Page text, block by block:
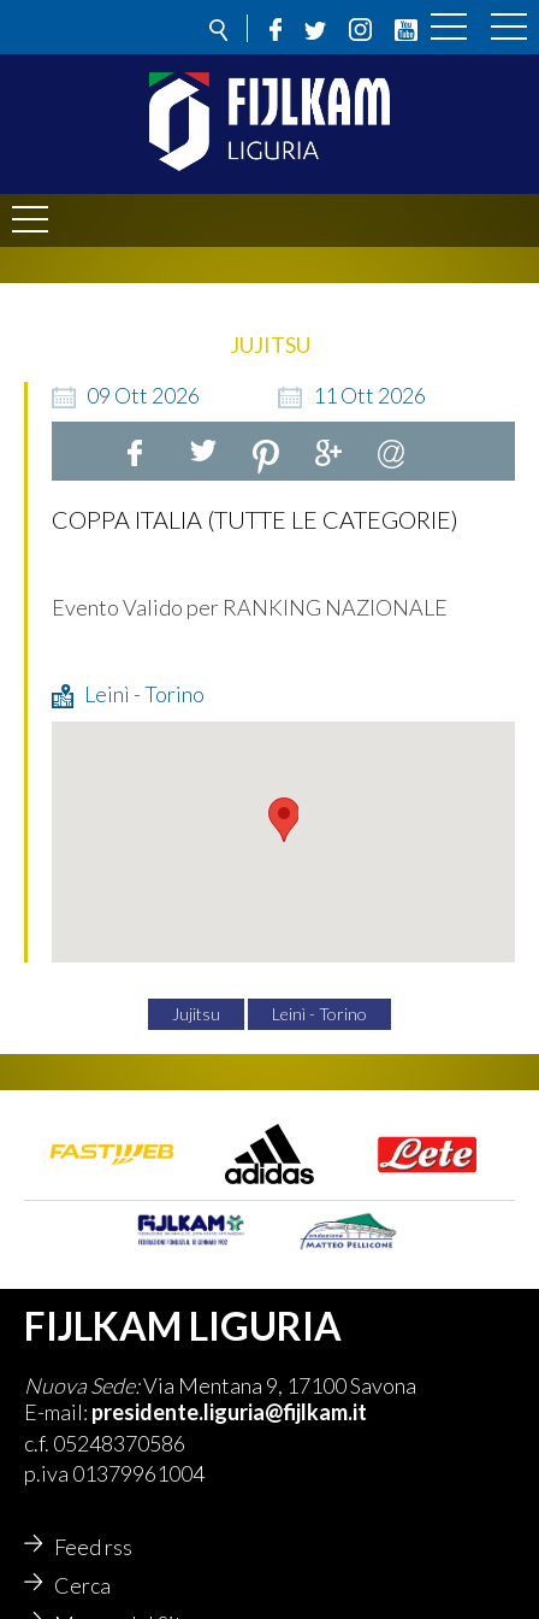
JUJITSU
09 Ott 2026 11 Ott 2026
COPPA ITALIA (TUTTE LE CATEGORIE)
Evento Valido per RANKING NAZIONALE
Leinì - Torino
Jujitsu Leinì - Torino
FIJLKAM LIGURIA
Nuova Sede:Via Mentana 9, 17100 Savona
E-mail: presidente.liguria@fijlkam.it
c.f. 05248370586
p.iva 01379961004
Feed rss
Cerca